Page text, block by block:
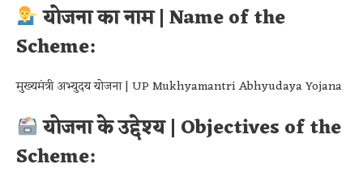
योजना का नाम | Name of the
Scheme:
मुख्यमंत्री अभ्युदय योजना | UP Mukhyamantri Abhyudaya Yojana
योजना के उद्देश्य | Objectives of the
Scheme: